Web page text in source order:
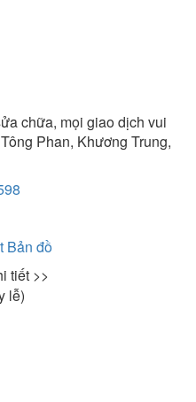
chữa, mọi giao dịch vui
Phan, Khương Trung,
Bản đồ
tiết >>
lễ)